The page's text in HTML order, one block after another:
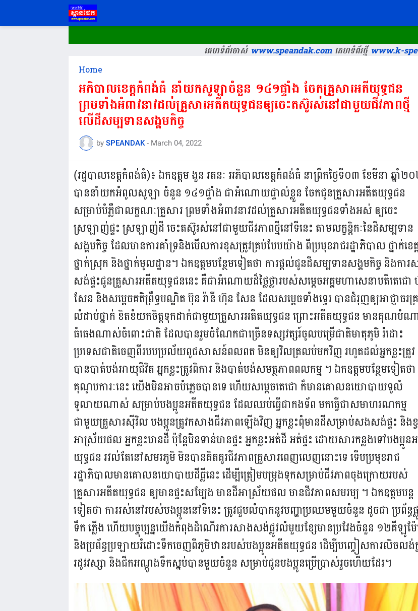
គេហទំព័រចាស់www.speandak.comគេហទំព័រថ្មីwww.k-
Home
អភិបាលខេត្តកំពង់ធំ នាំយកសូឡាចំនួន ១៤១ផ្ទាំង ចែកគ្រួសារអតីយុទ្ធជន
ព្រមទាំងអំពាវនាវដល់គ្រួសារអតីតយុទ្ធជនឲ្យចេះតស៊ូរស់នៅជាមួយជីវភាពថ្មី
លើដីសម្បទានសង្គមកិច្ច
by SPEANDAK - March 04, 2022
(រដ្ឋបាលខេត្តកំពង់ធំ)៖ ឯកឧត្តម ងួន រតនៈ អភិបាលខេត្តកំពង់ធំ នាព្រឹកថ្ងៃទី០៣ ខែមីនា ឆ្នាំ២
បាននាំយកអំពូលសូឡា ចំនួន ១៤១ផ្ទាំង ជាអំណោយផ្ទាល់ខ្លួន ចែកជូនគ្រួសារអតីតយុទ្ធជន
សម្រាប់បំភ្លឺជាលក្ខណៈគ្រួសារ ព្រមទាំងអំពាវនាវដល់គ្រួសារអតីតយុទ្ធជនទាំងអស់ ឲ្យចេះ
ស្រឡាញ់ផ្ទះ ស្រឡាញ់ដី ចេះតស៊ូរស់នៅជាមួយជីវភាពថ្មីនៅទីនេះ តាមលក្ខន្តិកៈនៃដីសម្បទាន
សង្គមកិច្ច ដែលមានការគាំទ្រនិងមើលការខុសត្រូវគ្រប់បែបយ៉ាង ពីប្រមុខរាជរដ្ឋាភិបាល ថ្នាក់ខេត្
ថ្នាក់ស្រុក និងថ្នាក់មូលដ្ឋាន។ ឯកឧត្តមបន្ថែមទៀតថា ការផ្តល់ជូនដីសម្បទានសង្គមកិច្ច និងការ
សង់ផ្ទះជូនគ្រួសារអតីតយុទ្ធជននេះ គឺជាអំណោយដ៏ថ្លៃថ្លារបស់សម្ដេចអគ្គមហាសេនាបតីតេជោ
សែន និងសម្ដេចគតិព្រឹទ្ធបណ្ឌិត ប៊ុន រ៉ានី ហ៊ុន សែន ដែលសម្តេចទាំងទ្វេរ បានជំរុញឲ្យអាជ្ញាធរគ្
លំដាប់ថ្នាក់ ខិតខំយកចិត្តទុកដាក់ជាមួយគ្រួសារអតីតយុទ្ធជន ព្រោះអតីតយុទ្ធជន មានគុណបំណ
ធំធេងណាស់ចំពោះជាតិ ដែលបានរួមចំណែកជាច្រើនទស្សវត្សរ៍ចូលបម្រើជាតិមាតុភូមិ រំដោះ
ប្រទេសជាតិចេញពីរបបប្រល័យពូជសាសន៍ពលពត មិនឲ្យវិលត្រលប់មកវិញ រហូតដល់អ្នកខ្លះត្រូវ
បានបាត់បង់អាយុជីវិត អ្នកខ្លះត្រូវពិការ និងបាត់បង់សមត្ថភាពពលកម្ម ។ ឯកឧត្តមបន្ថែមទៀតថា
គុណូបការៈនេះ យើងមិនអាចបំភ្លេចបានទេ ហើយសម្តេចតេជោ ក៏មានគោលនយោបាយទូលំ
ទូលាយណាស់ សម្រាប់បងប្អូនអតីតយុទ្ធជន ដែលឈប់ធ្វើជាកងទ័ព មកធ្វើជាសមាហរណកម្ម
ជាមួយគ្រួសារស៊ីវិល បងប្អូនត្រូវកសាងជីវភាពឡើងវិញ អ្នកខ្លះពុំមានដីសម្រាប់សងសង់ផ្ទះ និងខ្
អាស្រ័យផល អ្នកខ្លះមានដី ប៉ុន្តែមិនទាន់មានផ្ទះ អ្នកខ្លះអត់ដី អត់ផ្ទះ ដោយសារកន្លងទៅបងប្អូន
យុទ្ធជន រវល់តែនៅសមរភូមិ មិនបានគិតគូរជីវភាពគ្រួសារពេញលេញនោះទេ ទើបប្រមុខរាជ
រដ្ឋាភិបាលមានគោលនយោបាយដីធ្លីនេះ ដើម្បីត្រៀមបម្រុងទុកសម្រាប់ជីវភាពចុងក្រោយរបស់
គ្រួសារអតីតយុទ្ធជន ឲ្យមានផ្ទះសម្បែង មានដីអាស្រ័យផល មានជីវភាពសមរម្យ ។ ឯកឧត្តមបន្ត
ទៀតថា ការរស់នៅរបស់បងប្អូននៅទីនេះ ត្រូវជួបលំបាកនូវបញ្ហាប្រឈមមួយចំនួន ដូចជា ប្រព័ន្ធផ្
ទឹក ភ្លើង ហើយបច្ចុប្បន្នយើងកំពុងដំណើរការសាងសង់ផ្លូវលំមួយខ្សែមានប្រវែងចំនួន ១២គីឡូម៉ែ
និងប្រព័ន្ធប្រឡាយរំដោះទឹកចេញពីភូមិឋានរបស់បងប្អូនអតីតយុទ្ធជន ដើម្បីបញ្ចៀសការលិចលង់ក្
រដូវវស្សា និងជីកអណ្ដូងទឹកស្នប់បានមួយចំនួន សម្រាប់ជូនបងប្អូនប្រើប្រាស់រួចហើយដែរ។